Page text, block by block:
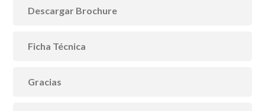
Descargar Brochure
Ficha Técnica
Gracias